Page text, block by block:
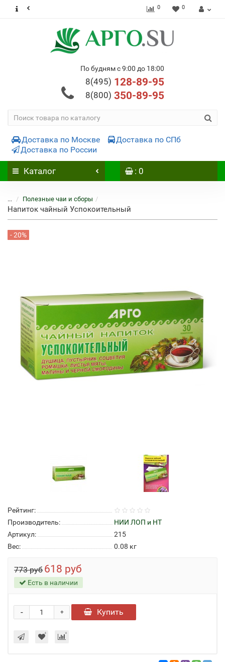
0 0
По будням с 9:00 до 18:00
8(495) 128-89-95
8(800) 350-89-95
Доставка по Москве
Доставка по СПб
Доставка по России
Каталог : 0
... Полезные чаи и сборы
Напиток чайный Успокоительный
- 20%
Рейтинг:
Производитель:
НИИ ЛОП и НТ
Артикул:
215
Вес:
0.08 кг
773 руб 618 руб
Есть в наличии
+
- Купить